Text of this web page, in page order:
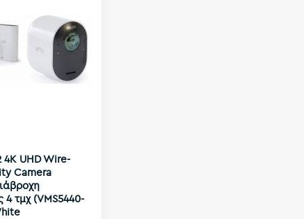
4K UHD Wire-
Camera
τμχ (VMS5440-